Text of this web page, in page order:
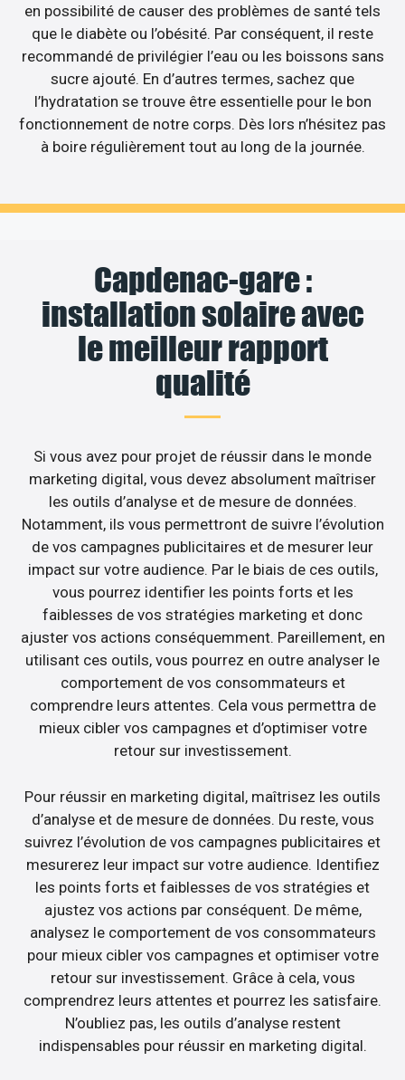
en possibilité de causer des problèmes de santé tels
que le diabète ou l’obésité. Par conséquent, il reste
recommandé de privilégier l’eau ou les boissons sans
sucre ajouté. En d’autres termes, sachez que
l’hydratation se trouve être essentielle pour le bon
fonctionnement de notre corps. Dès lors n’hésitez pas
à boire régulièrement tout au long de la journée.
Capdenac-gare :
installation solaire avec
le meilleur rapport
qualité
Si vous avez pour projet de réussir dans le monde
marketing digital, vous devez absolument maîtriser
les outils d’analyse et de mesure de données.
Notamment, ils vous permettront de suivre l’évolution
de vos campagnes publicitaires et de mesurer leur
impact sur votre audience. Par le biais de ces outils,
vous pourrez identifier les points forts et les
faiblesses de vos stratégies marketing et donc
ajuster vos actions conséquemment. Pareillement, en
utilisant ces outils, vous pourrez en outre analyser le
comportement de vos consommateurs et
comprendre leurs attentes. Cela vous permettra de
mieux cibler vos campagnes et d’optimiser votre
retour sur investissement.
Pour réussir en marketing digital, maîtrisez les outils
d’analyse et de mesure de données. Du reste, vous
suivrez l’évolution de vos campagnes publicitaires et
mesurerez leur impact sur votre audience. Identifiez
les points forts et faiblesses de vos stratégies et
ajustez vos actions par conséquent. De même,
analysez le comportement de vos consommateurs
pour mieux cibler vos campagnes et optimiser votre
retour sur investissement. Grâce à cela, vous
comprendrez leurs attentes et pourrez les satisfaire.
N’oubliez pas, les outils d’analyse restent
indispensables pour réussir en marketing digital.